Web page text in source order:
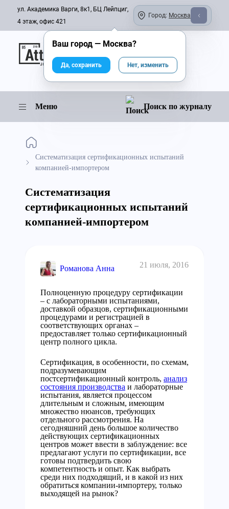
ул. Академика Варги, 8к1, БЦ Лейпциг,
4 этаж, офис 421
Город: Москва
Онлайн-журнал
Меню Поиск по журналу
Систематизация сертификационных испытаний
компанией-импортером
Систематизация
сертификационных испытаний
компанией-импортером
Романова Анна 21 июля, 2016
Полноценную процедуру сертификации
– с лабораторными испытаниями,
доставкой образцов, сертификационными
процедурами и регистрацией в
соответствующих органах –
предоставляет только сертификационный
центр полного цикла.
Сертификация, в особенности, по схемам,
подразумевающим
постсертификационный контроль, анализ
состояния производства и лабораторные
испытания, является процессом
длительным и сложным, имеющим
множество нюансов, требующих
отдельного рассмотрения. На
сегодняшний день большое количество
действующих сертификационных
центров может ввести в заблуждение: все
предлагают услуги по сертификации, все
готовы подтвердить свою
компетентность и опыт. Как выбрать
среди них подходящий, и в какой из них
обратиться компании-импортеру, только
выходящей на рынок?
Ваш город — Москва?
Да, сохранить Нет, изменить